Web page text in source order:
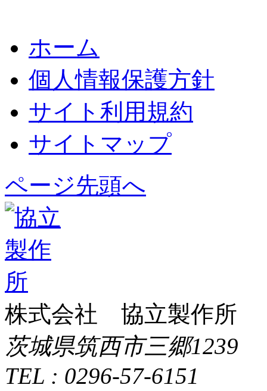
ホーム
個人情報保護方針
サイト利用規約
サイトマップ
ページ先頭へ
株式会社 協立製作所
茨城県筑西市三郷1239
TEL : 0296-57-6151